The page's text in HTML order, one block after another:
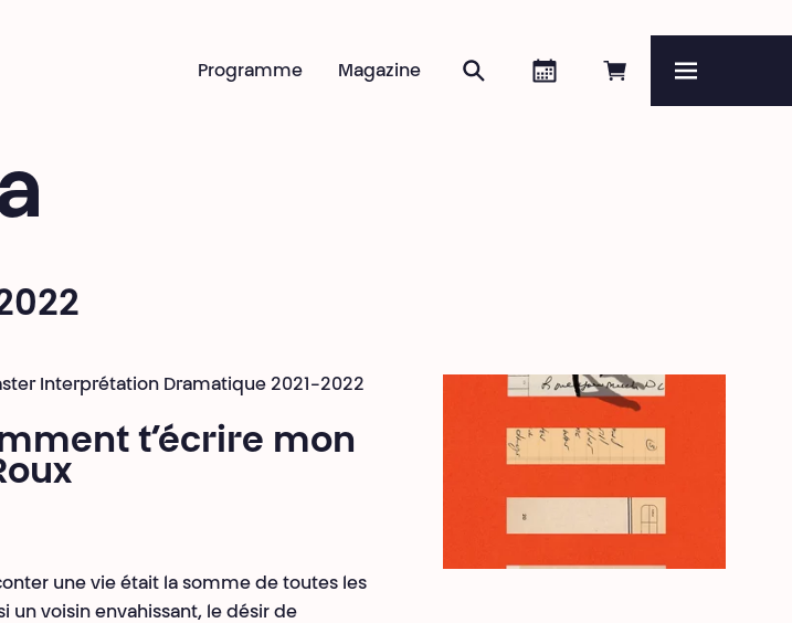
Réserver en ligne
Agenda
Rechercher
Magazine
Programme
Interprétation Dramatique 2021-2022
t’écrire mon
une vie était la somme de toutes les
un voisin envahissant, le désir de